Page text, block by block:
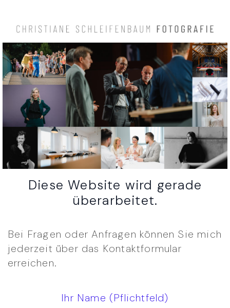
Diese Website wird gerade
überarbeitet.
Bei Fragen oder Anfragen können Sie mich
jederzeit über das Kontaktformular
erreichen.
Ihr Name (Pflichtfeld)